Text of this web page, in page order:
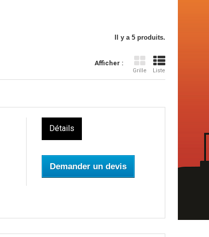
Il y a 5 produits.
Afficher :
Grille Liste
Détails
Demander un devis